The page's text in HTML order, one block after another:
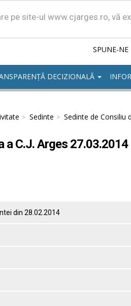
pe site-ul www.cjarges.ro, vă
SPUNE-NE
DECIZIONALĂ
Sedinte Sedinte de Consiliu
a C.J. Arges 27.03.2014
din 28.02.2014